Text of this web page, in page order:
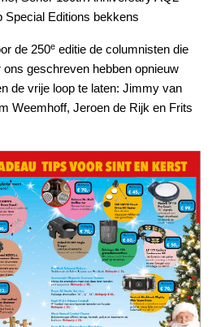
Special Editions bekkens
de 250e editie de columnisten die
geschreven hebben opnieuw
de vrije loop te laten: Jimmy van
Weemhoff, Jeroen de Rijk en Frits